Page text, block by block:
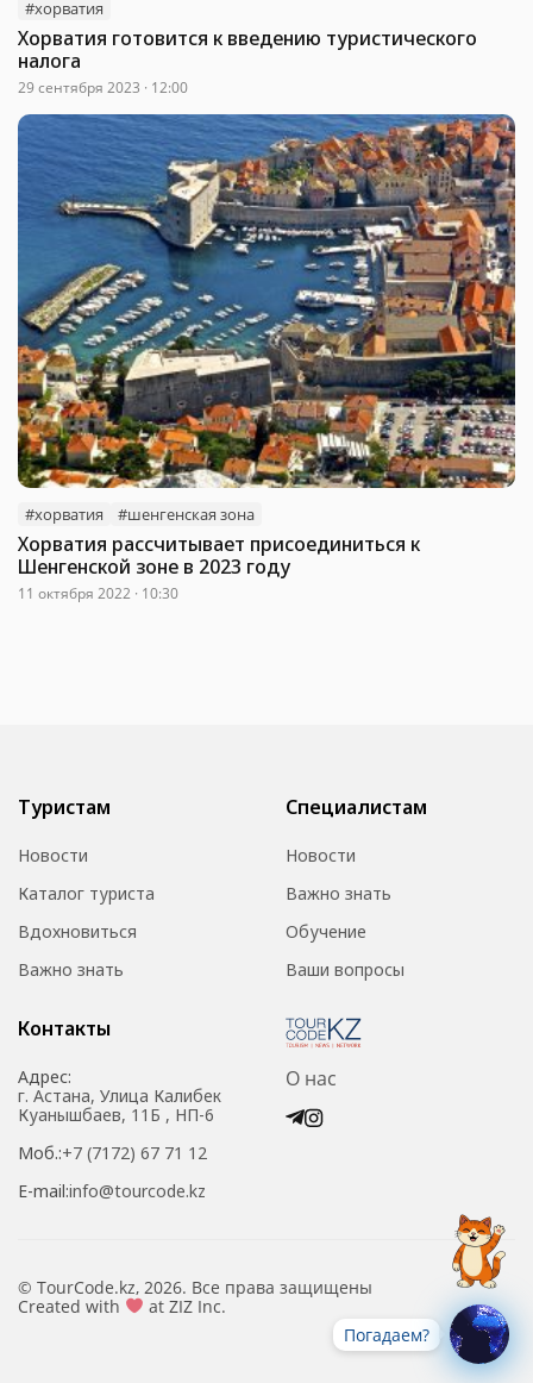
#хорватия
Хорватия готовится к введению туристического
налога
29 сентября 2023 · 12:00
#хорватия #шенгенская зона
Хорватия рассчитывает присоединиться к
Шенгенской зоне в 2023 году
11 октября 2022 · 10:30
Туристам
Новости
Каталог туриста
Вдохновиться
Важно знать
Специалистам
Новости
Важно знать
Обучение
Ваши вопросы
Контакты
Адрес:
г. Астана, Улица Калибек
Куанышбаев, 11Б , НП-6
Моб.:+7 (7172) 67 71 12
E-mail:info@tourcode.kz
О нас
© TourCode.kz, 2026. Все права защищены
Created with
at ZIZ Inc.
Погадаем?